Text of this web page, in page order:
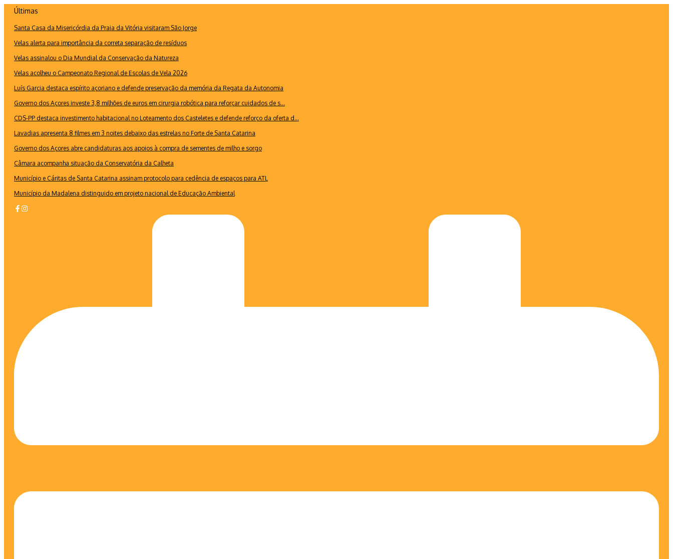
conteúdo
Últimas
Santa Casa da Misericórdia da Praia da Vitória visitaram São Jorge
Velas alerta para importância da correta separação de resíduos
Velas assinalou o Dia Mundial da Conservação da Natureza
Velas acolheu o Campeonato Regional de Escolas de Vela 2026
Luís Garcia destaca espírito açoriano e defende preservação da memória da Regata da Autonomia
Governo dos Açores investe 3,8 milhões de euros em cirurgia robótica para reforçar cuidados de s...
CDS-PP destaca investimento habitacional no Loteamento dos Casteletes e defende reforço da oferta d...
Lavadias apresenta 8 filmes em 3 noites debaixo das estrelas no Forte de Santa Catarina
Governo dos Açores abre candidaturas aos apoios à compra de sementes de milho e sorgo
Câmara acompanha situação da Conservatória da Calheta
Município e Cáritas de Santa Catarina assinam protocolo para cedência de espaços para ATL
Município da Madalena distinguido em projeto nacional de Educação Ambiental